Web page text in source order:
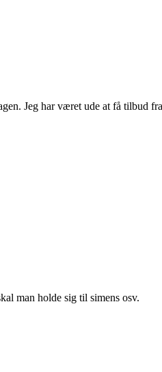
Jeg har været ude at få tilbud
man holde sig til simens osv.